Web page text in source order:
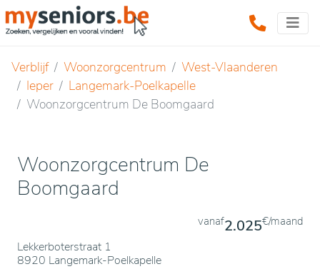
Verblijf Woonzorgcentrum
West-Vlaanderen
Ieper
Langemark-Poelkapelle
Woonzorgcentrum De Boomgaard
Woonzorgcentrum De
Boomgaard
Lekkerboterstraat 1
8920 Langemark-Poelkapelle
vanaf2.025€/maand